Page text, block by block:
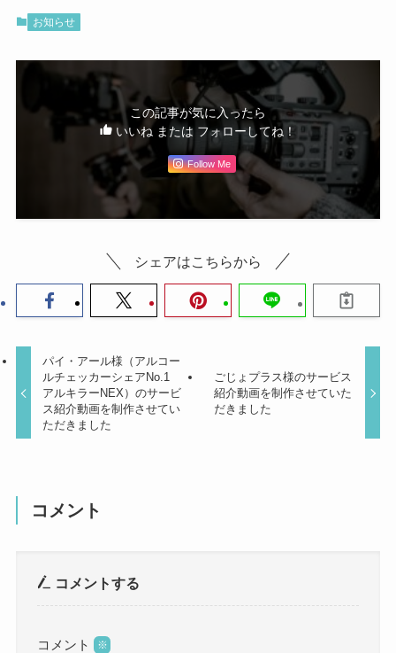
お知らせ
この記事が気に入ったら
いいね または フォローしてね！
Follow Me
シェアはこちらから
パイ・アール様（アルコー
ルチェッカーシェアNo.1
アルキラーNEX）のサービ
ス紹介動画を制作させてい
ただきました
ごじょプラス様のサービス
紹介動画を制作させていた
だきました
コメント
コメントする
コメント ※